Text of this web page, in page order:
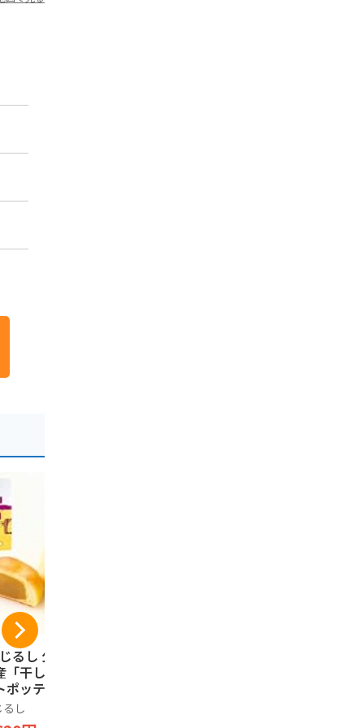
るし 公式] 茨城
「干し芋」スイ
ポッテ（5個
洋風まんじゅう
土産 個包装 ギ
し